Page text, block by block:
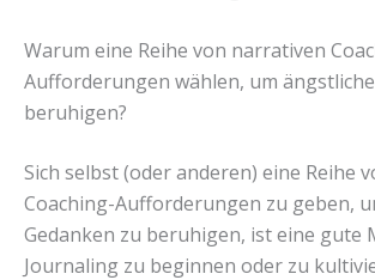
Warum eine Reihe von narrativen
Aufforderungen wählen, um
beruhigen?
Sich selbst (oder anderen) eine Reihe
Coaching-Aufforderungen zu geben,
Gedanken zu beruhigen, ist eine gute
Journaling zu beginnen oder zu